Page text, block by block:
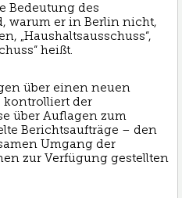
Bedeutung des
warum er in Berlin nicht,
„Haushaltsausschuss“,
heißt.
über einen neuen
kontrolliert der
über Auflagen zum
Berichtsaufträge – den
Umgang der
zur Verfügung gestellten